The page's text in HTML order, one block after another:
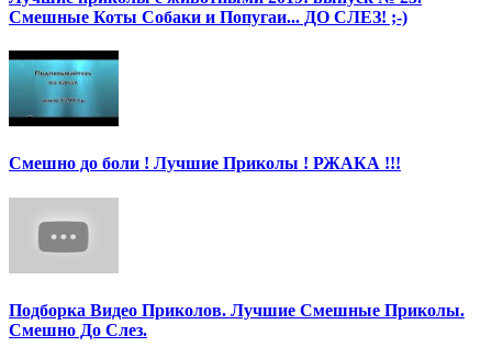
Смешные Коты Собаки и Попугаи... ДО СЛЕЗ! ;-)
Смешно до боли ! Лучшие Приколы ! РЖАКА !!!
Подборка Видео Приколов. Лучшие Смешные Приколы.
Смешно До Слез.